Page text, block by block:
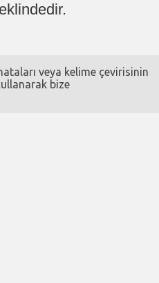
veya kelime çevirisinin
bize